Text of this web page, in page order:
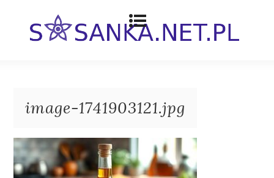
image-1741903121.jpg